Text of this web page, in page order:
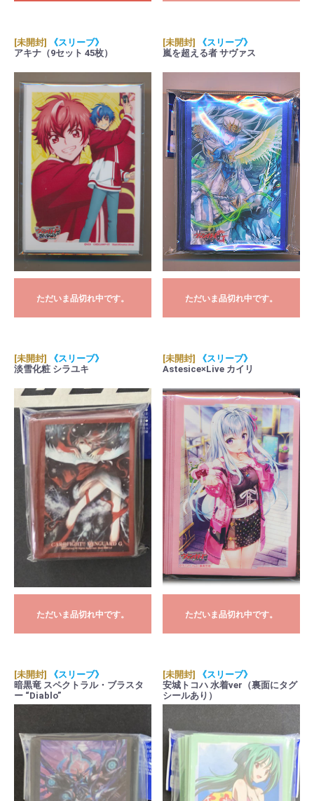
[未開封]
《スリーブ》
アキナ（9セット 45枚）
ただいま品切れ中です。
[未開封]
《スリーブ》
嵐を超える者 サヴァス
ただいま品切れ中です。
[未開封]
《スリーブ》
淡雪化粧 シラユキ
ただいま品切れ中です。
[未開封]
《スリーブ》
Astesice×Live カイリ
ただいま品切れ中です。
[未開封]
《スリーブ》
暗黒竜 スペクトラル・ブラスタ
ー “Diablo”
[未開封]
《スリーブ》
安城トコハ 水着ver（裏面にタグ
シールあり）